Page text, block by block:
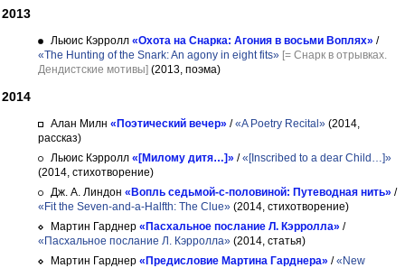
2013
Льюис Кэрролл «Охота на Снарка: Агония в восьми Воплях» /
«The Hunting of the Snark: An agony in eight fits» [= Снарк в отрывках.
Дендистские мотивы] (2013, поэма)
2014
Алан Милн «Поэтический вечер» /«A Poetry Recital» (2014,
рассказ)
Льюис Кэрролл «[Милому дитя…]» /«[Inscribed to a dear Child…]»
(2014, стихотворение)
Дж. А. Линдон «Вопль седьмой-с-половиной: Путеводная нить» /
«Fit the Seven-and-a-Halfth: The Clue» (2014, стихотворение)
Мартин Гарднер «Пасхальное послание Л. Кэрролла» /
«Пасхальное послание Л. Кэрролла» (2014, статья)
Мартин Гарднер «Предисловие Мартина Гарднера» /«New